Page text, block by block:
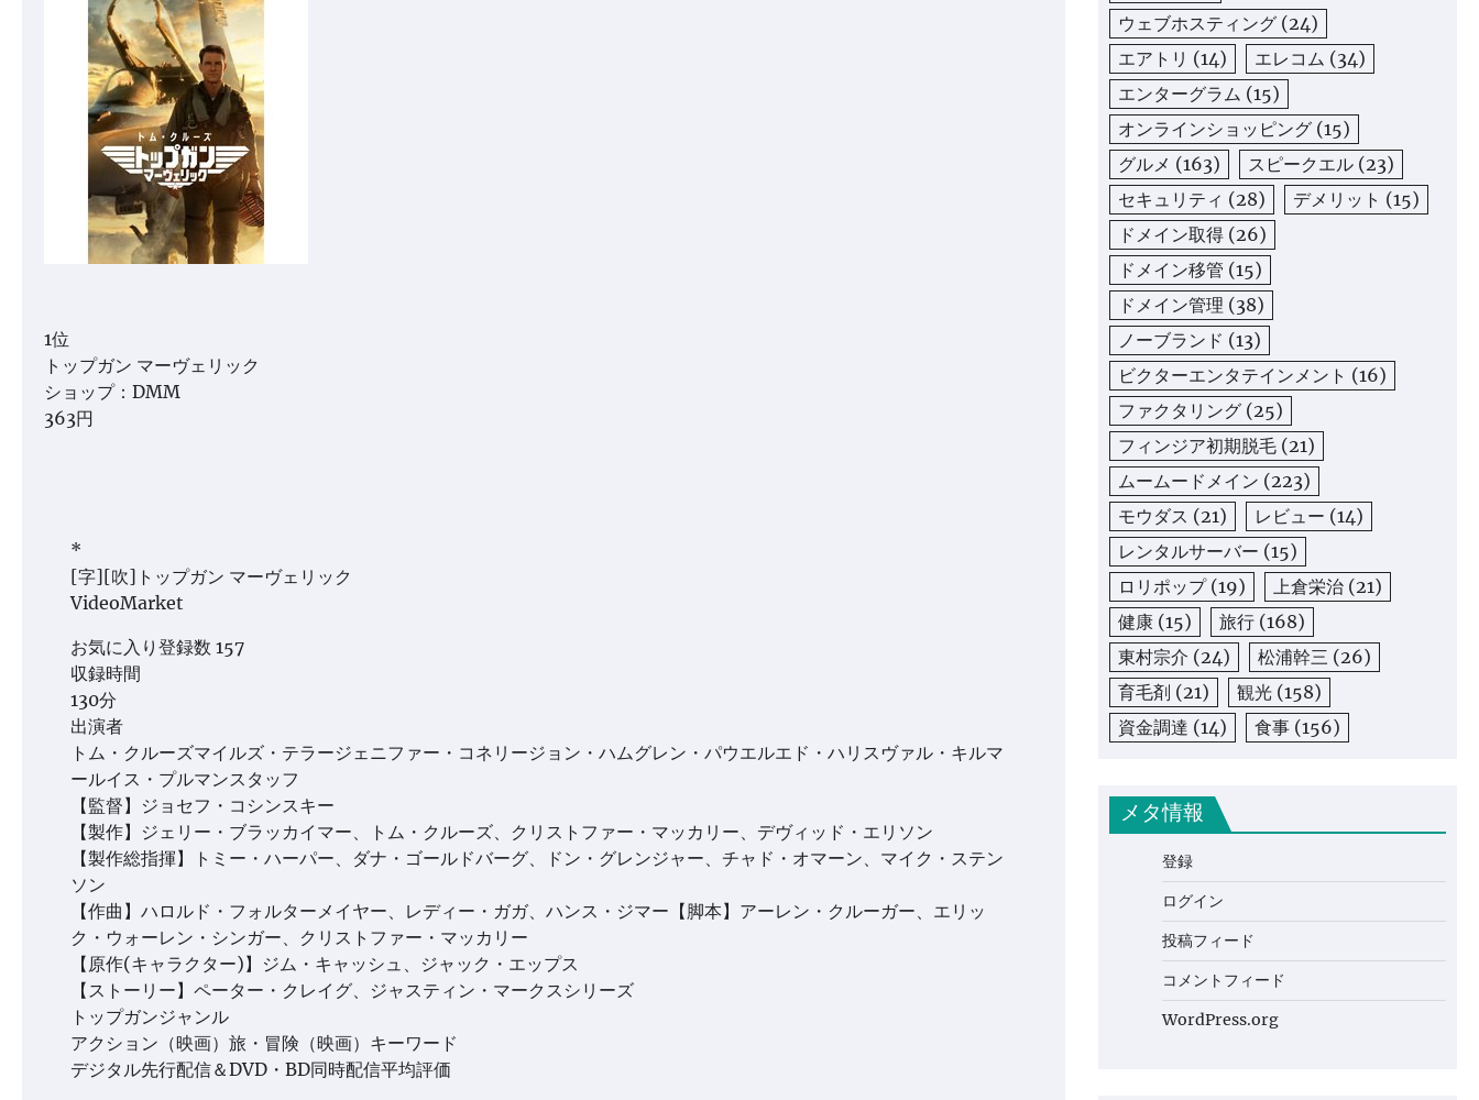
1位
トップガン マーヴェリック
ショップ：DMM
363円
*
[字][吹]トップガン マーヴェリック
VideoMarket
お気に入り登録数 157
収録時間
130分
出演者
トム・クルーズマイルズ・テラージェニファー・コネリージョン・ハムグレン・パウエルエド・ハリスヴァル・キルマ
ールイス・プルマンスタッフ
【監督】ジョセフ・コシンスキー
【製作】ジェリー・ブラッカイマー、トム・クルーズ、クリストファー・マッカリー、デヴィッド・エリソン
【製作総指揮】トミー・ハーパー、ダナ・ゴールドバーグ、ドン・グレンジャー、チャド・オマーン、マイク・ステン
ソン
【作曲】ハロルド・フォルターメイヤー、レディー・ガガ、ハンス・ジマー【脚本】アーレン・クルーガー、エリッ
ク・ウォーレン・シンガー、クリストファー・マッカリー
【原作(キャラクター)】ジム・キャッシュ、ジャック・エップス
【ストーリー】ペーター・クレイグ、ジャスティン・マークスシリーズ
トップガンジャンル
アクション（映画）旅・冒険（映画）キーワード
デジタル先行配信＆DVD・BD同時配信平均評価
ウェブホスティング (24)
エアトリ (14) エレコム (34)
エンターグラム (15)
オンラインショッピング (15)
グルメ (163) スピークエル (23)
セキュリティ (28) デメリット (15)
ドメイン取得 (26)
ドメイン移管 (15)
ドメイン管理 (38)
ノーブランド (13)
ビクターエンタテインメント (16)
ファクタリング (25)
フィンジア初期脱毛 (21)
ムームードメイン (223)
モウダス (21) レビュー (14)
レンタルサーバー (15)
ロリポップ(19) 上倉栄治 (21)
健康 (15) 旅行 (168)
東村宗介 (24) 松浦幹三 (26)
育毛剤 (21) 観光 (158)
資金調達 (14) 食事 (156)
メタ情報
登録
ログイン
投稿フィード
コメントフィード
WordPress.org